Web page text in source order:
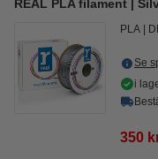
REAL PLA filament |
PLA
Se
i
350